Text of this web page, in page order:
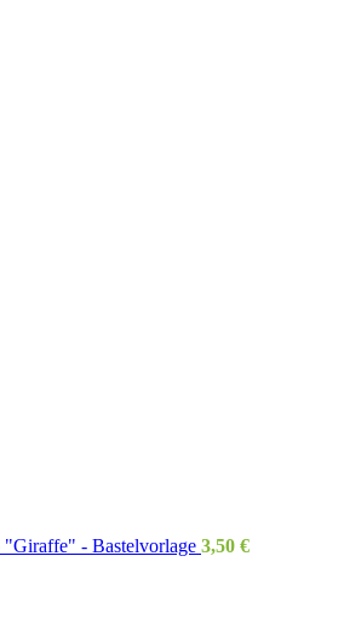
"Giraffe" - Bastelvorlage 3,50 €